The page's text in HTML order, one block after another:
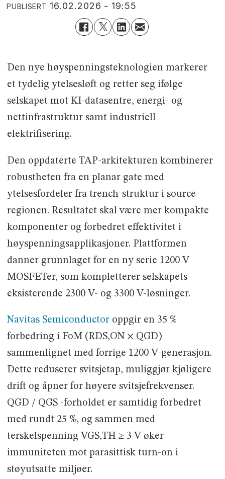
PUBLISERT 16.02.2026 - 19:55
Den nye høyspenningsteknologien markerer
et tydelig ytelsesløft og retter seg ifølge
selskapet mot KI-datasentre, energi- og
nettinfrastruktur samt industriell
elektrifisering.
Den oppdaterte TAP-arkitekturen kombinerer
robustheten fra en planar gate med
ytelsesfordeler fra trench-struktur i source-
regionen. Resultatet skal være mer kompakte
komponenter og forbedret effektivitet i
høyspenningsapplikasjoner. Plattformen
danner grunnlaget for en ny serie 1200 V
MOSFETer, som kompletterer selskapets
eksisterende 2300 V- og 3300 V-løsninger.
Navitas Semiconductoroppgir en 35 %
forbedring i FoM (RDS,ON × QGD)
sammenlignet med forrige 1200 V-generasjon.
Dette reduserer svitsjetap, muliggjør kjøligere
drift og åpner for høyere svitsjefrekvenser.
QGD / QGS -forholdet er samtidig forbedret
med rundt 25 %, og sammen med
terskelspenning VGS,TH ≥ 3 V øker
immuniteten mot parasittisk turn-on i
støyutsatte miljøer.